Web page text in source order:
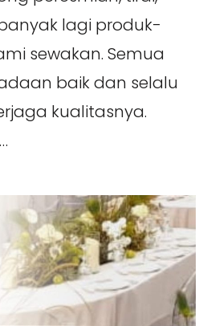
lagi produk-
sewakan. Semua
baik dan selalu
kualitasnya.